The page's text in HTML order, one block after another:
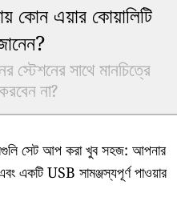
কোন এয়ার কোয়ালিটি
স্টেশনের সাথে মানচিত্রে
না?
সেট আপ করা খুব সহজ: আপনার
একটি USB সামঞ্জস্যপূর্ণ পাওয়ার